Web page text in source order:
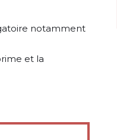
notamment
et la